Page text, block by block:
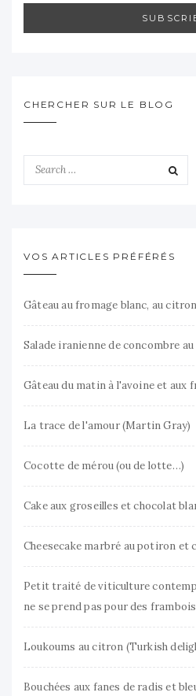
CHERCHER SUR LE BLOG
VOS ARTICLES PRÉFÉRÉS
Gâteau au fromage blanc, au
Salade iranienne de concombre
Gâteau du matin à l'avoine et aux
La trace de l'amour (Martin Gray)
Cocotte de mérou (ou de lotte…)
Cake aux groseilles et chocolat
Cheesecake marbré au potiron et
Petit traité de viticulture
ne se prend pas pour des
Loukoums au citron (Turkish
Bouchées aux fanes de radis et